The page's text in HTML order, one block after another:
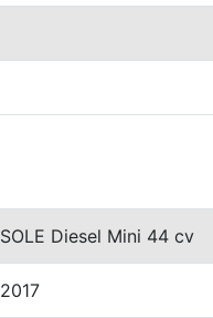
SOLE Diesel Mini 44 cv
2017